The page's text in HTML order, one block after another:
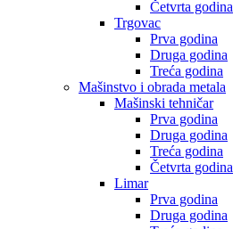
Četvrta godina
Trgovac
Prva godina
Druga godina
Treća godina
Mašinstvo i obrada metala
Mašinski tehničar
Prva godina
Druga godina
Treća godina
Četvrta godina
Limar
Prva godina
Druga godina